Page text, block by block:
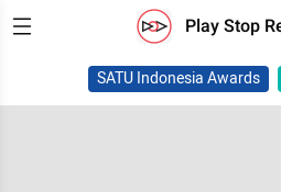
Play Stop
SATU Indonesia Awards